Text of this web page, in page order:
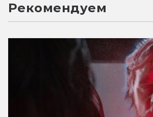
Рекомендуем